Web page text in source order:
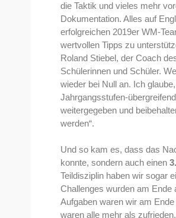
die Taktik und vieles mehr
Dokumentation. Alles auf
erfolgreichen 2019er WM-
wertvollen Tipps zu
Roland Stiebel, der Coach
Schülerinnen und Schüler.
wieder bei Null an. Ich
Jahrgangsstufen-
weitergegeben und
werden“.
Und so kam es, dass das
konnte, sondern auch einen
Teildisziplin haben wir sogar
Challenges wurden am Ende
Aufgaben waren wir am
waren alle mehr als